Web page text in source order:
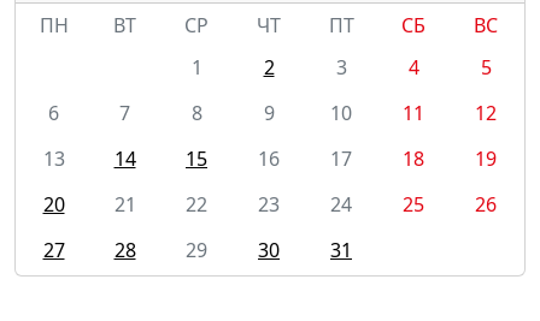
ПН
ВТ СР ЧТ ПТ СБ
ВС
1
2 3 4
5
6
7 8 9 10 11
12
13
14 15 16 17 18
19
20
21 22 23 24 25
26
27
28 29 30 31